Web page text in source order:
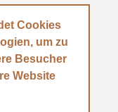
Cookies
um zu
Besucher
Website
FACEBOOK